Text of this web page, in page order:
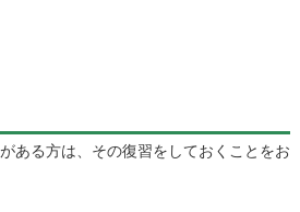
ある方は、その復習をしておくことをお